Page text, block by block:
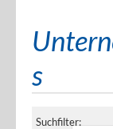
s
Suchfilter: